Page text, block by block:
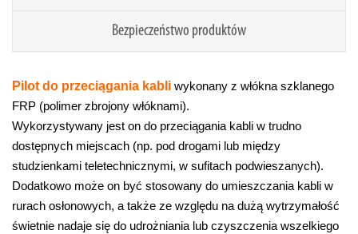
Bezpieczeństwo produktów
Pilot do przeciągania kabli wykonany z włókna szklanego
FRP (polimer zbrojony włóknami).
Wykorzystywany jest on do przeciągania kabli w trudno
dostępnych miejscach (np. pod drogami lub między
studzienkami teletechnicznymi, w sufitach podwieszanych).
Dodatkowo może on być stosowany do umieszczania kabli w
rurach osłonowych, a także ze względu na dużą wytrzymałość
świetnie nadaje się do udrożniania lub czyszczenia wszelkiego